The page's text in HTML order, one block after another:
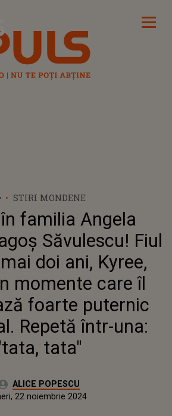
STIRI MONDENE
familia Angela
Săvulescu! Fiul
doi ani, Kyree,
momente care îl
foarte puternic
Repetă într-una:
tata"
ALICE POPESCU
202322 noiembrie 2024